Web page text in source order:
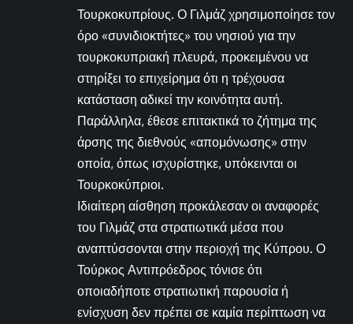
Τουρκοκυπρίους. Ο Γιλμάζ χρησιμοποίησε τον
όρο «συνιδιοκτήτες» του νησιού για την
τουρκοκυπριακή πλευρά, προκειμένου να
στηρίξει το επιχείρημα ότι η τρέχουσα
κατάσταση αδικεί την κοινότητα αυτή.
Παράλληλα, έθεσε επιτακτικά το ζήτημα της
άρσης της διεθνούς «απομόνωσης» στην
οποία, όπως ισχυρίστηκε, υπόκεινται οι
Τουρκοκύπριοι.
Ιδιαίτερη αίσθηση προκάλεσαν οι αναφορές
του Γιλμάζ στα στρατιωτικά μέσα που
αναπτύσσονται στην περιοχή της Κύπρου. Ο
Τούρκος Αντιπρόεδρος τόνισε ότι
οποιαδήποτε στρατιωτική παρουσία ή
ενίσχυση δεν πρέπει σε καμία περίπτωση να